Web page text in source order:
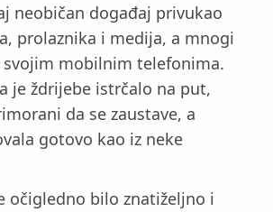
neobičan događaj privukao
prolaznika i medija, a mnogi
svojim mobilnim telefonima.
je ždrijebe istrčalo na put,
da se zaustave, a
gotovo kao iz neke
očigledno bilo znatiželjno i